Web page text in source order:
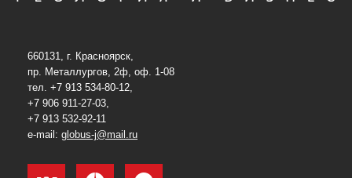
660131, г. Красноярск,
пр. Металлургов, 2ф, оф. 1-08
тел. +7 913 534-80-12,
+7 906 911-27-03,
+7 913 532-92-11
e-mail: globus-j@mail.ru